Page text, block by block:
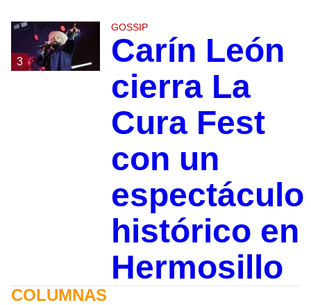
3
GOSSIP
Carín León
cierra La
Cura Fest
con un
espectáculo
histórico en
Hermosillo
COLUMNAS